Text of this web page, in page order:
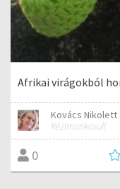
Afrikai virágokból
Kovács Nikolett
Kézimunkasuli
0